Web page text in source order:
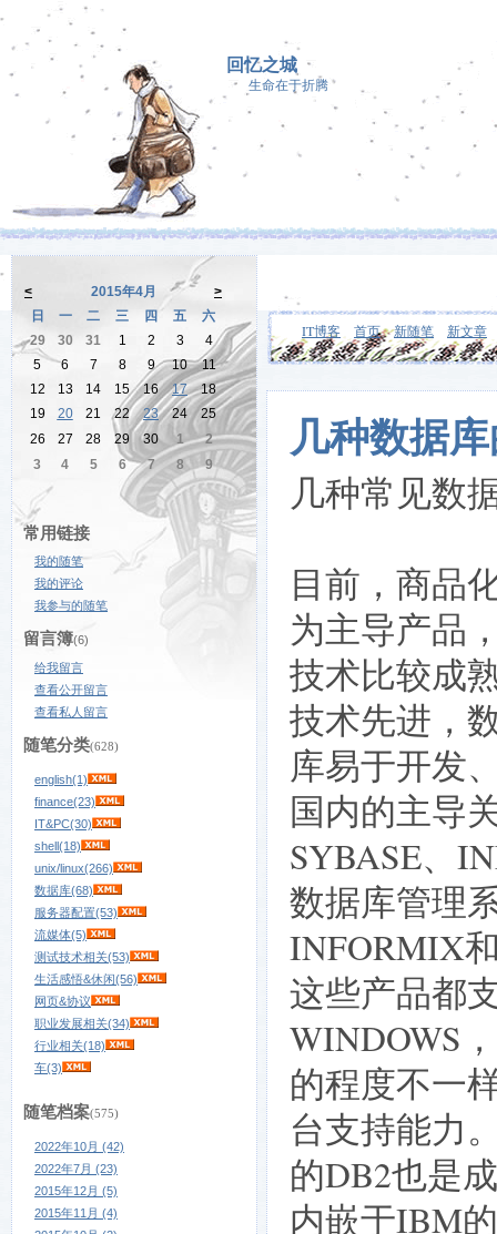
回忆之城
生命在于折腾
IT博客 首页 新随笔 新文章
< 2015年4月
>
日
一 二 三 四 五
六
29
30 31 1 2 3
4
5
6 7 8 9 10
11
12
13 14 15 16 17
18
19
20 21 22 23 24
25
26
27 28 29 30 1
2
3
4 5 6 7 8 9
常用链接
我的随笔
我的评论
我参与的随笔
留言簿(6)
给我留言
查看公开留言
查看私人留言
随笔分类(628)
english(1)
finance(23)
IT&PC(30)
shell(18)
unix/linux(266)
数据库(68)
服务器配置(53)
流媒体(5)
测试技术相关(53)
生活感悟&休闲(56)
网页&协议
职业发展相关(34)
行业相关(18)
车(3)
随笔档案(575)
2022年10月 (42)
2022年7月 (23)
2015年12月 (5)
2015年11月 (4)
几种数据
几种常见数
目前，商品
为主导产品
技术比较成
技术先进，
库易于开发
国内的主导
SYBASE、
数据库管理
INFORMIX
这些产品都
WINDOWS
的程度不一
台支持能力
的DB2也是
内嵌于IBM的